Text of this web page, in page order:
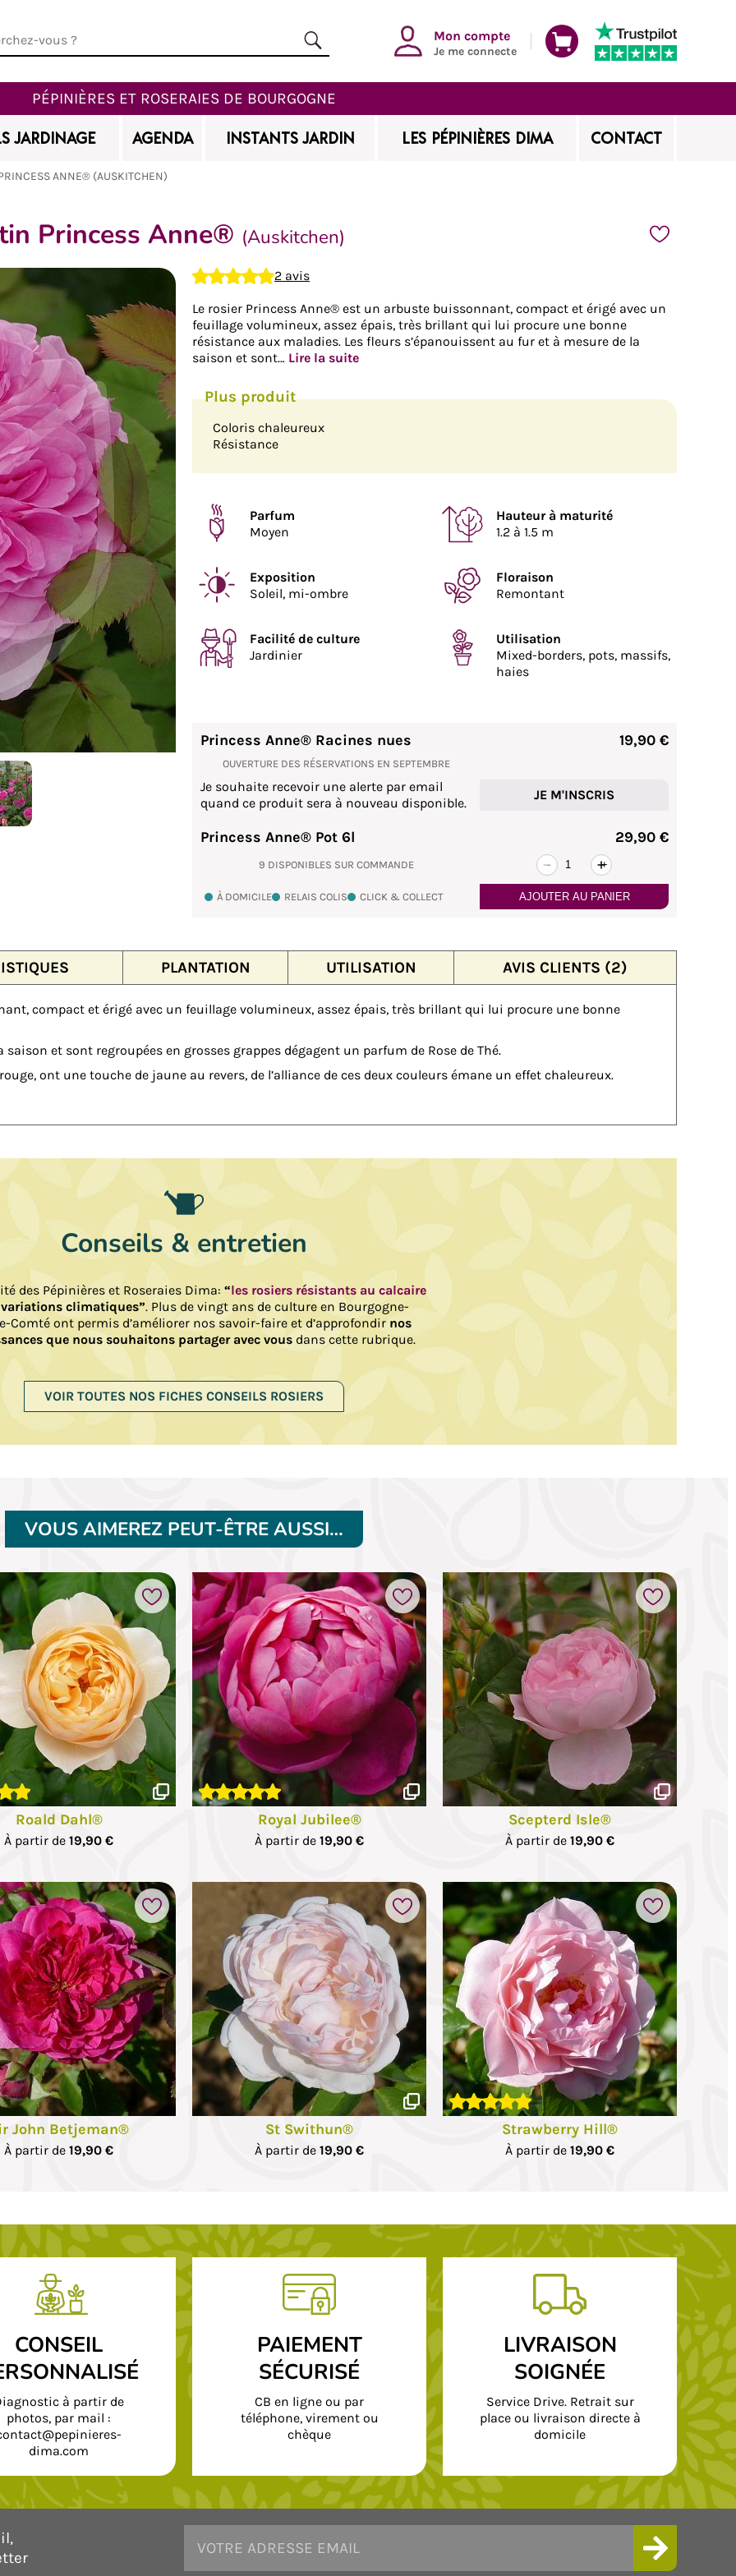
Mon compte
Je me connecte
PÉPINIÈRES ET ROSERAIES DE BOURGOGNE
JARDINAGE AGENDA INSTANTS JARDIN LES PÉPINIÈRES DIMA CONTACT
ANNE® (AUSKITCHEN)
Princess Anne® (Auskitchen)
Ajouter à mes favoris
2 avis
Le rosier Princess Anne® est un arbuste buissonnant, compact et érigé avec un
feuillage volumineux, assez épais, très brillant qui lui procure une bonne
résistance aux maladies. Les fleurs s’épanouissent au fur et à mesure de la
saison et sont… Lire la suite
Coloris chaleureux
Résistance
Parfum
Moyen
Hauteur à maturité
1.2 à 1.5 m
Exposition
Soleil, mi-ombre
Floraison
Remontant
Facilité de culture
Jardinier
Utilisation
Mixed-borders, pots, massifs,
haies
Princess Anne® Racines nues
OUVERTURE DES RÉSERVATIONS EN SEPTEMBRE
19,90 €
Je souhaite recevoir une alerte par email
quand ce produit sera à nouveau disponible.
JE M'INSCRIS
Princess Anne® Pot 6l
9 DISPONIBLES SUR COMMANDE - +
29,90 €
À DOMICILE RELAIS COLIS CLICK & COLLECT AJOUTER AU PANIER
PLANTATION UTILISATION AVIS CLIENTS (2)
compact et érigé avec un feuillage volumineux, assez épais, très brillant qui lui procure une bonne
et sont regroupées en grosses grappes dégagent un parfum de Rose de Thé.
ont une touche de jaune au revers, de l’alliance de ces deux couleurs émane un effet chaleureux.
Conseils & entretien
des Pépinières et Roseraies Dima: “les rosiers résistants au calcaire
climatiques”. Plus de vingt ans de culture en Bourgogne-
Comté ont permis d’améliorer nos savoir-faire et d’approfondir nos
que nous souhaitons partager avec vous dans cette rubrique.
VOIR TOUTES NOS FICHES CONSEILS ROSIERS
VOUS AIMEREZ PEUT-ÊTRE AUSSI…
Roald Dahl®
À partir de 19,90 €
Royal Jubilee®
À partir de 19,90 €
Scepterd Isle®
À partir de 19,90 €
Ajouter à mes favoris
John Betjeman®
À partir de 19,90 €
St Swithun®
À partir de 19,90 €
Strawberry Hill®
À partir de 19,90 €
Ajouter à mes favoris
CONSEIL
à partir de
photos, par mail :
dima.com
PAIEMENT
SÉCURISÉ
CB en ligne ou par
téléphone, virement ou
chèque
LIVRAISON
SOIGNÉE
Service Drive. Retrait sur
place ou livraison directe à
domicile